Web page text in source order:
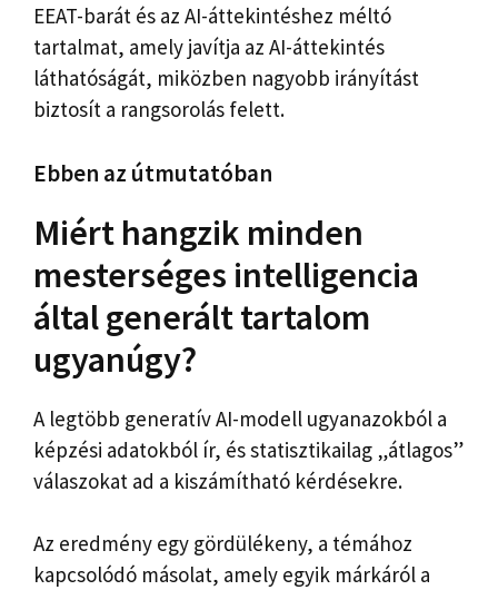
EEAT-barát és az AI-áttekintéshez méltó
tartalmat, amely javítja az AI-áttekintés
láthatóságát, miközben nagyobb irányítást
biztosít a rangsorolás felett.
Ebben az útmutatóban
Miért hangzik minden
mesterséges intelligencia
által generált tartalom
ugyanúgy?
A legtöbb generatív AI-modell ugyanazokból a
képzési adatokból ír, és statisztikailag „átlagos”
válaszokat ad a kiszámítható kérdésekre.
Az eredmény egy gördülékeny, a témához
kapcsolódó másolat, amely egyik márkáról a